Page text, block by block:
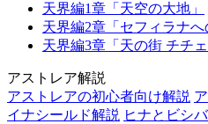
天界編1章「天空の大地」
天界編2章「セフィラナへ
天界編3章「天の街 チチェ
アストレア解説
アストレアの初心者向け解説
イナシールド解説 ヒナとビシ